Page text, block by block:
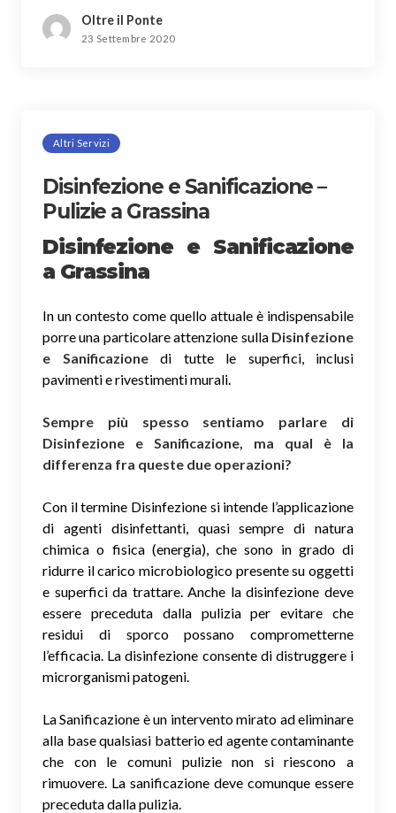
Oltre il Ponte
23 Settembre 2020
Altri Servizi
Disinfezione e Sanificazione –
Pulizie a Grassina
Disinfezione e Sanificazione
a Grassina
In un contesto come quello attuale è indispensabile
porre una particolare attenzione sulla Disinfezione
e Sanificazionedi tutte le superfici, inclusi
pavimenti e rivestimenti murali.
Sempre più spesso sentiamo parlare di
Disinfezione e Sanificazione, ma qual è la
differenza fra queste due operazioni?
Con il termine Disinfezione si intende l’applicazione
di agenti disinfettanti, quasi sempre di natura
chimica o fisica (energia), che sono in grado di
ridurre il carico microbiologico presente su oggetti
e superfici da trattare. Anche la disinfezione deve
essere preceduta dalla pulizia per evitare che
residui di sporco possano comprometterne
l’efficacia. La disinfezione consente di distruggere i
microrganismi patogeni.
La Sanificazione è un intervento mirato ad eliminare
alla base qualsiasi batterio ed agente contaminante
che con le comuni pulizie non si riescono a
rimuovere. La sanificazione deve comunque essere
preceduta dalla pulizia.